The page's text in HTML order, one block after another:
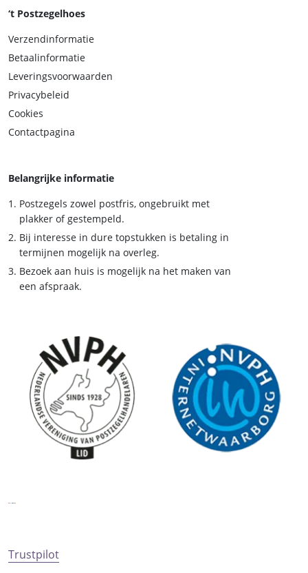
‘t Postzegelhoes
Verzendinformatie
Betaalinformatie
Leveringsvoorwaarden
Privacybeleid
Cookies
Contactpagina
Belangrijke informatie
Postzegels zowel postfris, ongebruikt met
plakker of gestempeld.
Bij interesse in dure topstukken is betaling in
termijnen mogelijk na overleg.
Bezoek aan huis is mogelijk na het maken van
een afspraak.
Trustpilot